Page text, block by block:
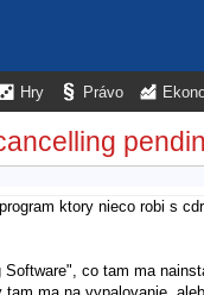
Hry Právo
ktory nieco robi s
co tam ma